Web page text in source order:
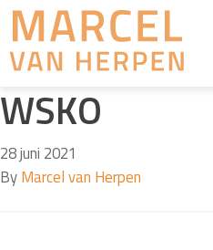
WSKO
28 juni 2021
ByMarcel van Herpen